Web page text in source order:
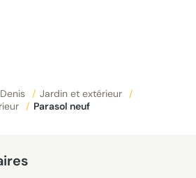
/ Jardin et extérieur
/
/ Parasol neuf